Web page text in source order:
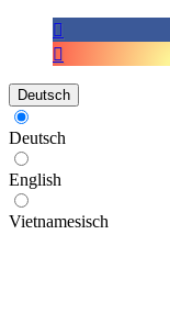
Deutsch
Deutsch
English
Vietnamesisch